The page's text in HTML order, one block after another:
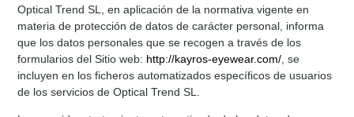
Optical Trend SL, en aplicación de la normativa vigente en
materia de protección de datos de carácter personal, informa
que los datos personales que se recogen a través de los
formularios del Sitio web: http://kayros-eyewear.com/ , se
incluyen en los ficheros automatizados específicos de usuarios
de los servicios de Optical Trend SL.